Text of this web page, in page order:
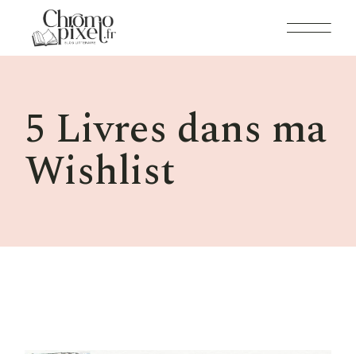
content
5 Livres dans ma
Wishlist